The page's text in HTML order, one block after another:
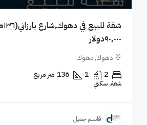
٩٠٬٠٠٠دولار
دهوك, دهوك
2
1
136 متر مربع
شقة, سكني
قاسم جميل